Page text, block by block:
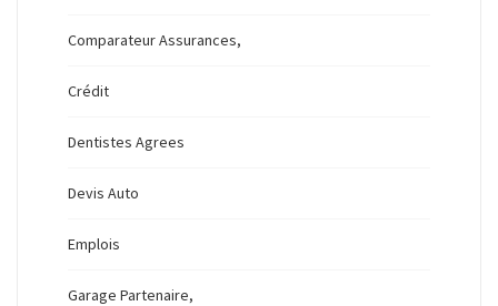
Comparateur Assurances,
Crédit
Dentistes Agrees
Devis Auto
Emplois
Garage Partenaire,